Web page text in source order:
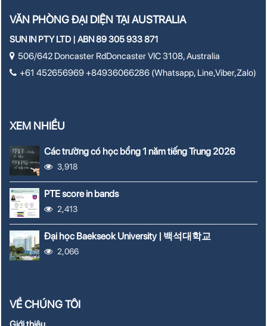
VĂN PHÒNG ĐẠI DIỆN TẠI AUSTRALIA
SUN IN PTY LTD | ABN 89 305 933 871
506/642 Doncaster RdDoncaster VIC 3108, Australia
+61 452656969 +84936066286 (Whatsapp, Line,Viber,Zalo)
XEM NHIỀU
Các trường có học bổng 1 năm tiếng Trung 2026
3,918
PTE score in bands
2,413
Đại học Baekseok University | 백석대학교
2,066
VỀ CHÚNG TÔI